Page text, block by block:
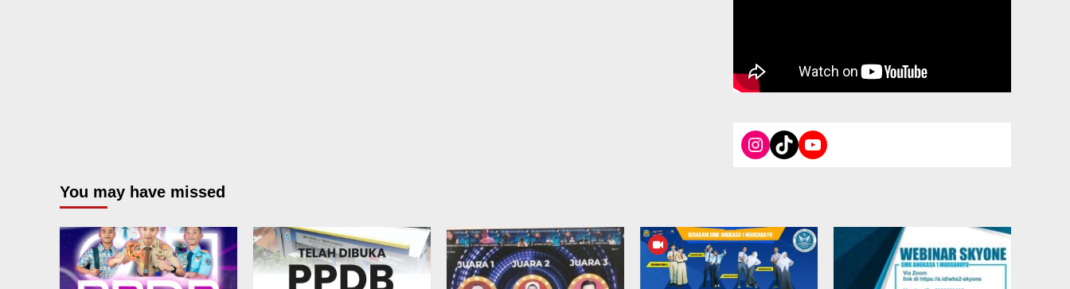
You may have missed